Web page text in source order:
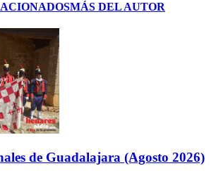
MÁS DEL AUTOR
de Guadalajara (Agosto 2026)